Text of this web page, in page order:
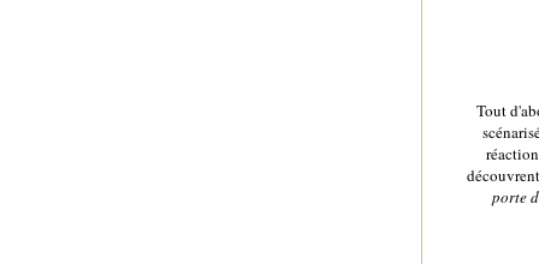
Tout
porte